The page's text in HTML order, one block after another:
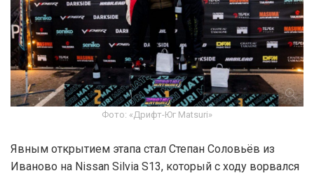
Фото: «Дрифт-Юг Matsuri»
Явным открытием этапа стал Степан Соловьёв из
Иваново на Nissan Silvia S13, который с ходу ворвался